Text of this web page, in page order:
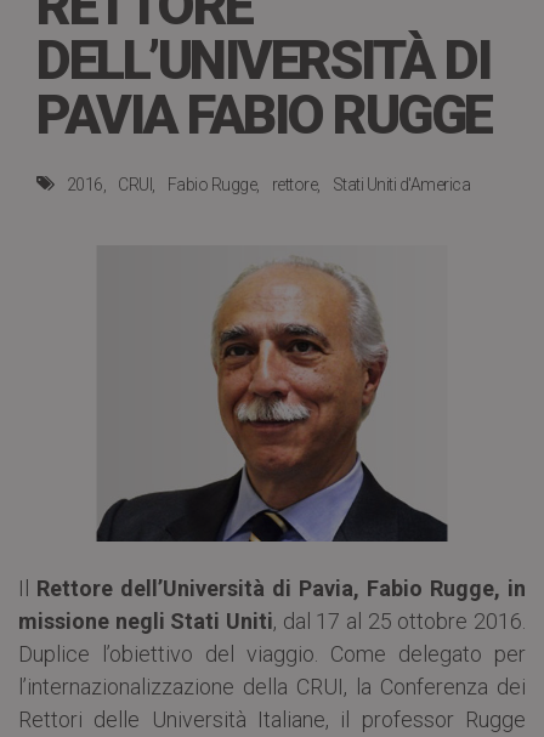
DELL’UNIVERSITÀ DI
PAVIA FABIO RUGGE
2016 CRUI Fabio Rugge rettore Stati Uniti d'America
Il Rettore dell’Università di Pavia, Fabio Rugge, in
missione negli Stati Uniti, dal 17 al 25 ottobre 2016.
Duplice l’obiettivo del viaggio. Come delegato per
l’internazionalizzazione della CRUI, la Conferenza dei
Rettori delle Università Italiane, il professor Rugge